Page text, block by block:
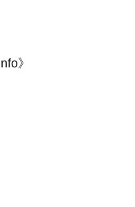
》